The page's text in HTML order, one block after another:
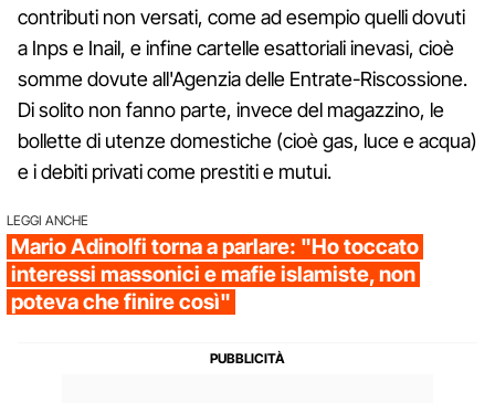
contributi non versati, come ad esempio quelli dovuti
a Inps e Inail, e infine cartelle esattoriali inevasi, cioè
somme dovute all'Agenzia delle Entrate-Riscossione.
Di solito non fanno parte, invece del magazzino, le
bollette di utenze domestiche (cioè gas, luce e acqua)
e i debiti privati come prestiti e mutui.
LEGGI ANCHE
Mario Adinolfi torna a parlare: "Ho toccato
interessi massonici e mafie islamiste, non
poteva che finire così"